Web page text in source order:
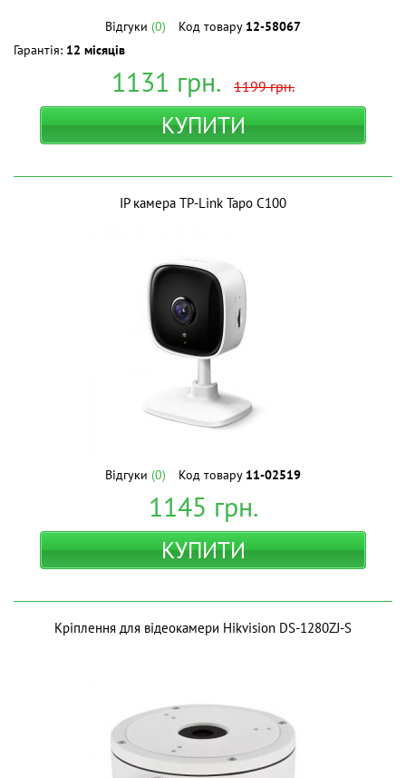
Відгуки (0) Код товару 12-58067
Гарантія: 12 місяців
1131 грн. 1199грн.
КУПИТИ
IP камера TP-Link Tapo C100
Відгуки (0) Код товару 11-02519
1145 грн.
КУПИТИ
Кріплення для відеокамери Hikvision DS-1280ZJ-S